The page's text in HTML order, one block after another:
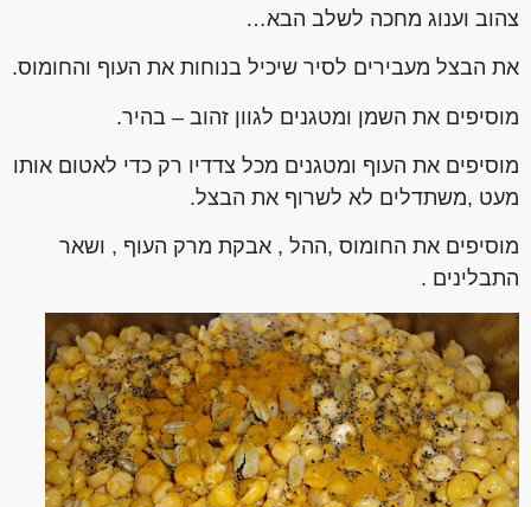
צהוב וענוג מחכה לשלב הבא…
את הבצל מעבירים לסיר שיכיל בנוחות את העוף והחומוס.
מוסיפים את השמן ומטגנים לגוון זהוב – בהיר.
מוסיפים את העוף ומטגנים מכל צדדיו רק כדי לאטום אותו
מעט ,משתדלים לא לשרוף את הבצל.
מוסיפים את החומוס ,ההל , אבקת מרק העוף , ושאר
התבלינים .